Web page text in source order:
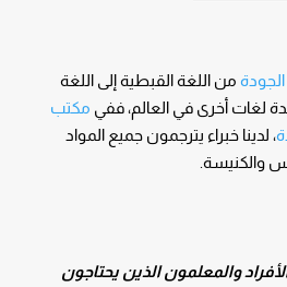
من اللغة القبطية إلى اللغة
عدة لغات أخرى في العالم، ففي مكتب
، لدينا خبراء يترجمون جميع المواد
والكنيسة.
والمعلمون الذين يحتاجون